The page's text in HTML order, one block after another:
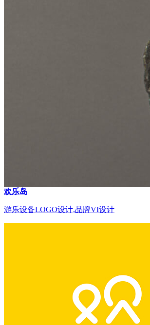
欢乐岛
游乐设备LOGO设计,品牌VI设计